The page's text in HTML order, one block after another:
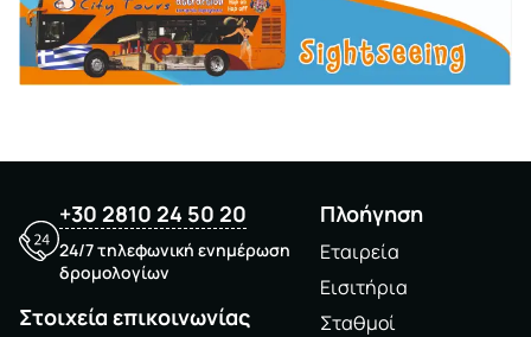
+30 2810 24 50 20
24/7 τηλεφωνική ενημέρωση
δρομολογίων
Στοιχεία επικοινωνίας
Πλοήγηση
Εταιρεία
Εισιτήρια
Σταθμοί